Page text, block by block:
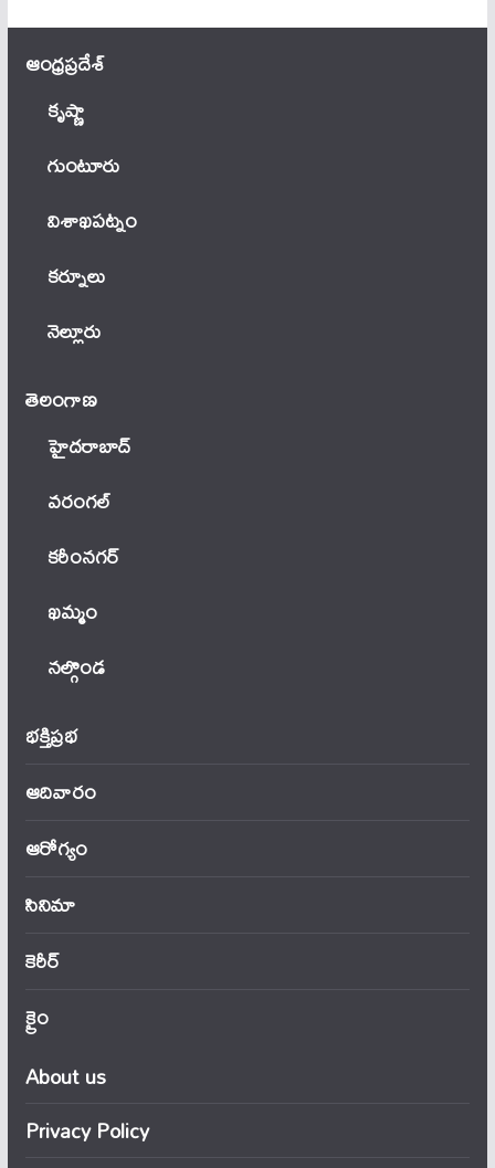
ఆంధ్ర‌ప్ర‌దేశ్
కృష్ణా
గుంటూరు
విశాఖపట్నం
కర్నూలు
నెల్లూరు
తెలంగాణ‌
హైదరాబాద్
వ‌రంగ‌ల్
కరీంనగర్
ఖ‌మ్మం
నల్గొండ
భక్తిప్రభ
ఆదివారం
ఆరోగ్యం
సినిమా
కెరీర్
క్రైం
About us
Privacy Policy